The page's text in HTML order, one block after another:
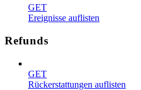
GET
Ereignisse auflisten
Refunds
GET
Rückerstattungen auflisten